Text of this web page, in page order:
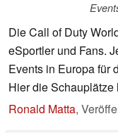
Die Call of Duty
eSportler und Fans.
Events in Europa für
Hier die
Ronald Matta,